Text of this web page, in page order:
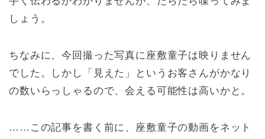
しょう。
ちなみに、今回撮った写真に座敷童子は映りません
でした。しかし「見えた」というお客さんがかなり
の数いらっしゃるので、会える可能性は高いかと。
……この記事を書く前に、座敷童子の動画をネット